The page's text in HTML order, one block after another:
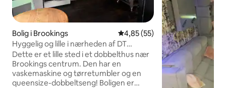
Bolig i Brookings 4,85 ud af 5 i gennemsnitlig
4,85 (55)
Hyggelig og lille i nærheden af DT
Brookings
Dette er et lille sted i et dobbelthus nær
Brookings centrum. Den har en
vaskemaskine og tørretumbler og en
queensize-dobbeltseng! Boligen er